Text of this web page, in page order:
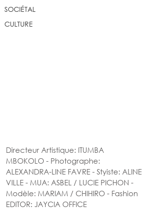
SOCIÉTAL
CULTURE
Directeur Artistique: ITUMBA
MBOKOLO - Photographe:
ALEXANDRA-LINE FAVRE - Styiste: ALINE
VILLE - MUA: ASBEL / LUCIE PICHON -
Modèle: MARIAM / CHIHIRO - Fashion
EDITOR: JAYCIA OFFICE